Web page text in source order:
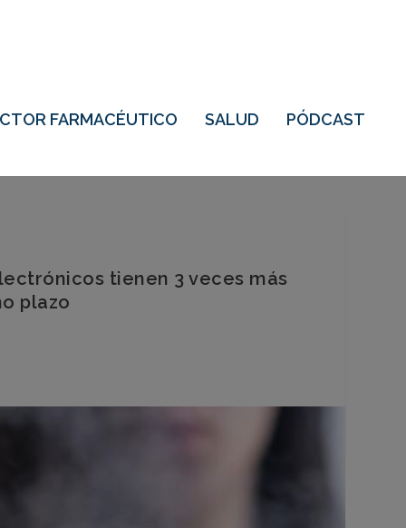
FARMACÉUTICO SALUD PÓDCAST
tienen 3 veces más
plazo